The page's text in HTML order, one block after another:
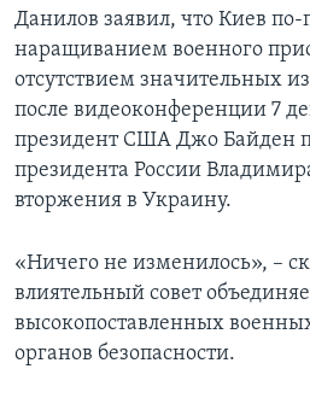
Данилов заявил, что Киев
наращиванием военного
отсутствием значительных
после видеоконференции 7
президент США Джо Байден
президента России
вторжения в Украину.
«Ничего не изменилось», –
влиятельный совет
высокопоставленных
органов безопасности.